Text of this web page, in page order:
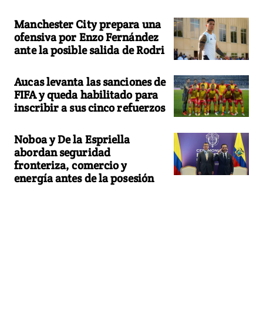
Manchester City prepara una
ofensiva por Enzo Fernández
ante la posible salida de Rodri
Aucas levanta las sanciones de
FIFA y queda habilitado para
inscribir a sus cinco refuerzos
Noboa y De la Espriella
abordan seguridad
fronteriza, comercio y
energía antes de la posesión